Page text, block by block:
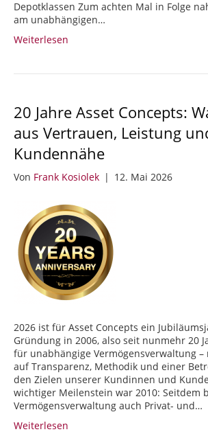
Depotklassen Zum achten Mal in Folge
am unabhängigen…
Weiterlesen
20 Jahre Asset Concepts:
aus Vertrauen, Leistung
Kundennähe
Von Frank Kosiolek | 12. Mai 2026
2026 ist für Asset Concepts ein
Gründung in 2006, also seit nunmehr 20
für unabhängige Vermögensverwaltung –
auf Transparenz, Methodik und einer
den Zielen unserer Kundinnen und
wichtiger Meilenstein war 2010: Seitdem
Vermögensverwaltung auch Privat- und…
Weiterlesen